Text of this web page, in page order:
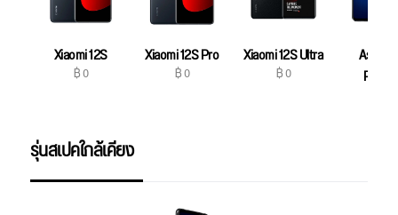
Xiaomi 12S
฿ 0
Xiaomi 12S Pro
฿ 0
Xiaomi 12S Ultra
฿ 0
Asus
รุ่นสเปคใกล้เคียง